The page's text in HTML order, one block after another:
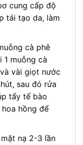
cung cấp độ
tái tạo da, làm
cà phê
1 muỗng cà
vài giọt nước
sau đó rửa
tẩy tế bào
hồng để
nạ 2-3 lần